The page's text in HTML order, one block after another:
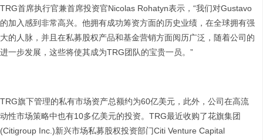
TRG首席执行官兼首席投资官Nicolas Rohatyn表示，“我们对Gustavo
的加入感到非常高兴。他拥有成功筹资方面的历史业绩，在全球拥有强
大的人脉，并且在私募股权产品和基金营销方面阅历广泛，随着公司的
进一步发展，这些将使其成为TRG团队的宝贵一员。”
TRG旗下管理的私有市场资产总额约为60亿美元，此外，公司在高流
动性市场策略中也有10多亿美元的投资。TRG最近收购了花旗集团
(Citigroup Inc.)新兴市场私募股权投资部门Citi Venture Capital